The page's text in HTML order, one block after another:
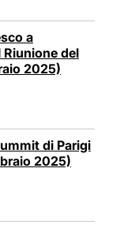
a
del
2025)
di Parigi
2025)